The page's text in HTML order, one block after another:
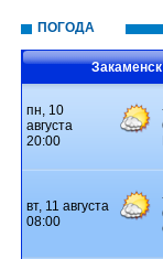
ПОГОДА
Закаменск